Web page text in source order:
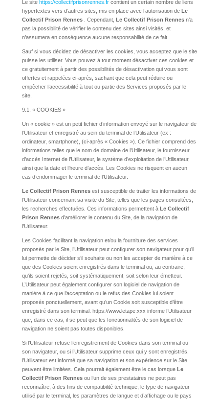
Le site https://collectifprisonrennes.frcontient un certain nombre de liens
hypertextes vers d’autres sites, mis en place avec l’autorisation de Le
Collectif Prison Rennes. Cependant, Le Collectif Prison Rennesn’a
pas la possibilité de vérifier le contenu des sites ainsi visités, et
n’assumera en conséquence aucune responsabilité de ce fait.
Sauf si vous décidez de désactiver les cookies, vous acceptez que le site
puisse les utiliser. Vous pouvez à tout moment désactiver ces cookies et
ce gratuitement à partir des possibilités de désactivation qui vous sont
offertes et rappelées ci-après, sachant que cela peut réduire ou
empêcher l’accessibilité à tout ou partie des Services proposés par le
site.
9.1. « COOKIES »
Un « cookie » est un petit fichier d’information envoyé sur le navigateur de
l’Utilisateur et enregistré au sein du terminal de l’Utilisateur (ex :
ordinateur, smartphone), (ci-après « Cookies »). Ce fichier comprend des
informations telles que le nom de domaine de l’Utilisateur, le fournisseur
d’accès Internet de l’Utilisateur, le système d’exploitation de l’Utilisateur,
ainsi que la date et l’heure d’accès. Les Cookies ne risquent en aucun
cas d’endommager le terminal de l’Utilisateur.
Le Collectif Prison Rennesest susceptible de traiter les informations de
l’Utilisateur concernant sa visite du Site, telles que les pages consultées,
les recherches effectuées. Ces informations permettent à Le Collectif
Prison Rennesd’améliorer le contenu du Site, de la navigation de
l’Utilisateur.
Les Cookies facilitant la navigation et/ou la fourniture des services
proposés par le Site, l’Utilisateur peut configurer son navigateur pour qu’il
lui permette de décider s’il souhaite ou non les accepter de manière à ce
que des Cookies soient enregistrés dans le terminal ou, au contraire,
qu’ils soient rejetés, soit systématiquement, soit selon leur émetteur.
L’Utilisateur peut également configurer son logiciel de navigation de
manière à ce que l’acceptation ou le refus des Cookies lui soient
proposés ponctuellement, avant qu’un Cookie soit susceptible d’être
enregistré dans son terminal. https://www.letape.xxx informe l’Utilisateur
que, dans ce cas, il se peut que les fonctionnalités de son logiciel de
navigation ne soient pas toutes disponibles.
Si l’Utilisateur refuse l’enregistrement de Cookies dans son terminal ou
son navigateur, ou si l’Utilisateur supprime ceux qui y sont enregistrés,
l’Utilisateur est informé que sa navigation et son expérience sur le Site
peuvent être limitées. Cela pourrait également être le cas lorsque Le
Collectif Prison Rennesou l’un de ses prestataires ne peut pas
reconnaître, à des fins de compatibilité technique, le type de navigateur
utilisé par le terminal, les paramètres de langue et d’affichage ou le pays